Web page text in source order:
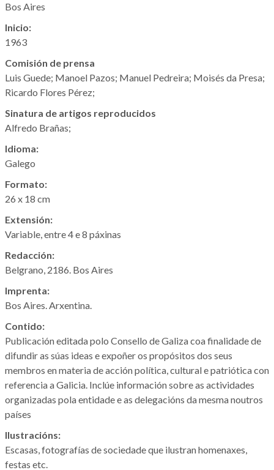
Bos Aires
Inicio:
1963
Comisión de prensa
Luis Guede; Manoel Pazos; Manuel Pedreira; Moisés da Presa;
Ricardo Flores Pérez;
Sinatura de artigos reproducidos
Alfredo Brañas;
Idioma:
Galego
Formato:
26 x 18 cm
Extensión:
Variable, entre 4 e 8 páxinas
Redacción:
Belgrano, 2186. Bos Aires
Imprenta:
Bos Aires. Arxentina.
Contido:
Publicación editada polo Consello de Galiza coa finalidade de
difundir as súas ideas e expoñer os propósitos dos seus
membros en materia de acción política, cultural e patriótica con
referencia a Galicia. Inclúe información sobre as actividades
organizadas pola entidade e as delegacións da mesma noutros
países
Ilustracións:
Escasas, fotografías de sociedade que ilustran homenaxes,
festas etc.